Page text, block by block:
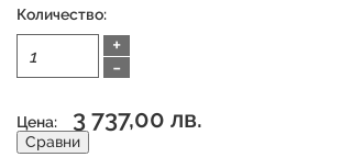
Количество:
+
-
Цена: 3 737,00 лв.
Сравни